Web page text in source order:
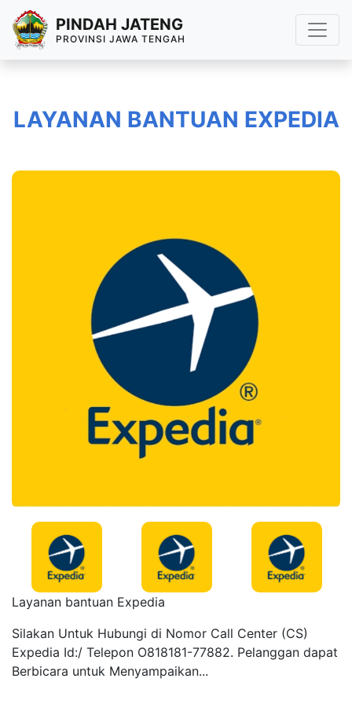
PINDAH JATENG
PROVINSI JAWA TENGAH
LAYANAN BANTUAN EXPEDIA
Layanan bantuan Expedia
Silakan Untuk Hubungi di Nomor Call Center (CS)
Expedia Id:/ Telepon O818181-77882. Pelanggan dapat
Berbicara untuk Menyampaikan...